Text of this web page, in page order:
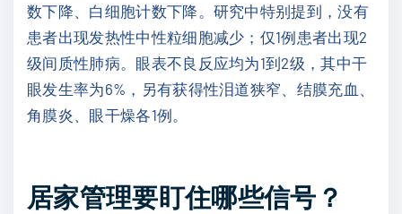
数下降、白细胞计数下降。研究中特别提到，没有
患者出现发热性中性粒细胞减少；仅1例患者出现2
级间质性肺病。眼表不良反应均为1到2级，其中干
眼发生率为6%，另有获得性泪道狭窄、结膜充血、
角膜炎、眼干燥各1例。
居家管理要盯住哪些信号？